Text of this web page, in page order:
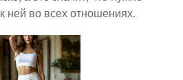
ней во всех отношениях.